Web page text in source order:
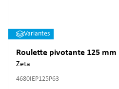
Variantes
Roulette pivotante 125 mm
Zeta
4680IEP125P63